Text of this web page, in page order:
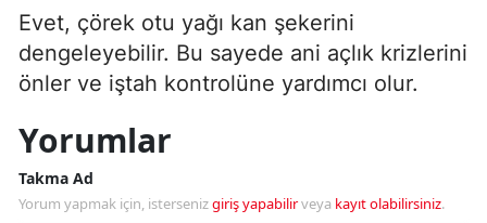
Evet, çörek otu yağı kan şekerini
dengeleyebilir. Bu sayede ani açlık krizlerini
önler ve iştah kontrolüne yardımcı olur.
Yorumlar
Takma Ad
Yorum yapmak için, istersenizgiriş yapabilirveya kayıt olabilirsiniz.